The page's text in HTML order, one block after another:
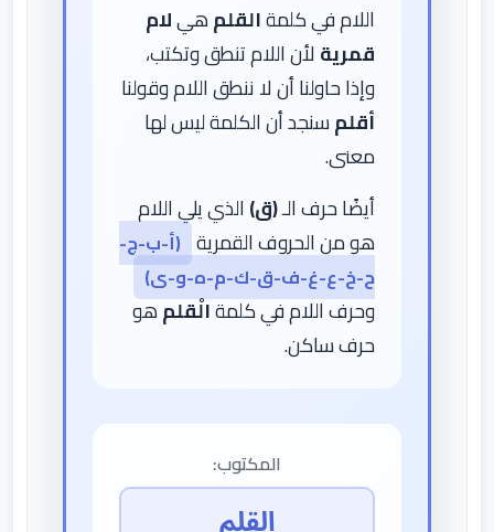
اللام في كلمةالقلمهيلام
قمريةلأن اللام تنطق وتكتب،
وإذا حاولنا أن لا ننطق اللام وقولنا
أقلمسنجد أن الكلمة ليس لها
معنى.
أيضًا حرف الـ(ق)الذي يلي اللام
هو من الحروف القمرية (أ-ب-ج-
ح-خ-ع-غ-ف-ق-ك-م-ه-و-ى)
وحرف اللام في كلمةالْقلمهو
حرف ساكن.
المكتوب: